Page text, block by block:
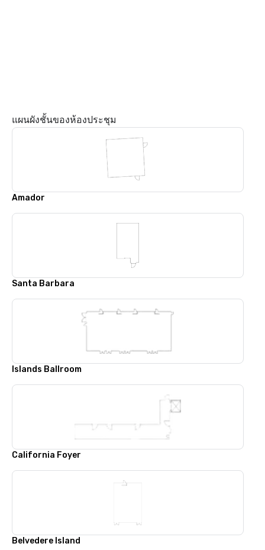
แผนผังชั้นของห้องประชุม
Amador
Santa Barbara
Islands Ballroom
California Foyer
Belvedere Island